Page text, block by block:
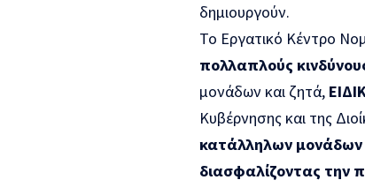
δημιουργούν.
Το Εργατικό Κέντρο
πολλαπλούς
μονάδων και ζητά,
Κυβέρνησης και της
κατάλληλων μονάδων
διασφαλίζοντας την